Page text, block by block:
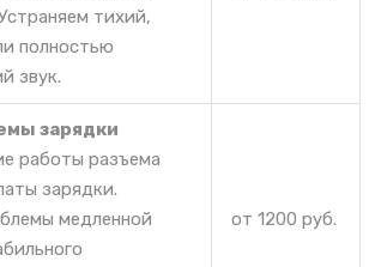
тихий,
полностью
звук.
зарядки
работы разъема
зарядки.
медленной
от 1200 руб.